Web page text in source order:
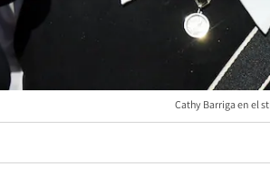
Cathy Barriga en el